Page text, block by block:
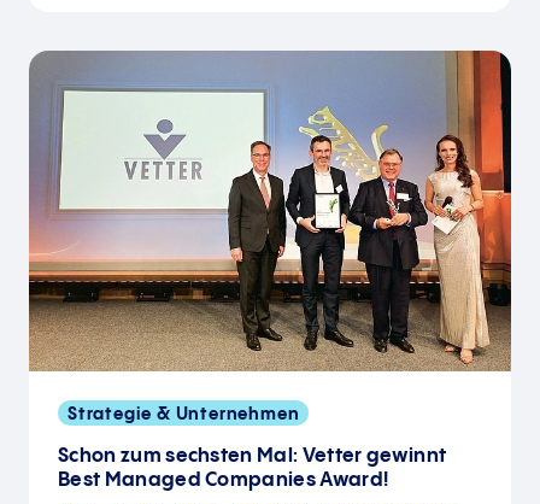
Strategie & Unternehmen
Schon zum sechsten Mal: Vetter gewinnt
Best Managed Companies Award!